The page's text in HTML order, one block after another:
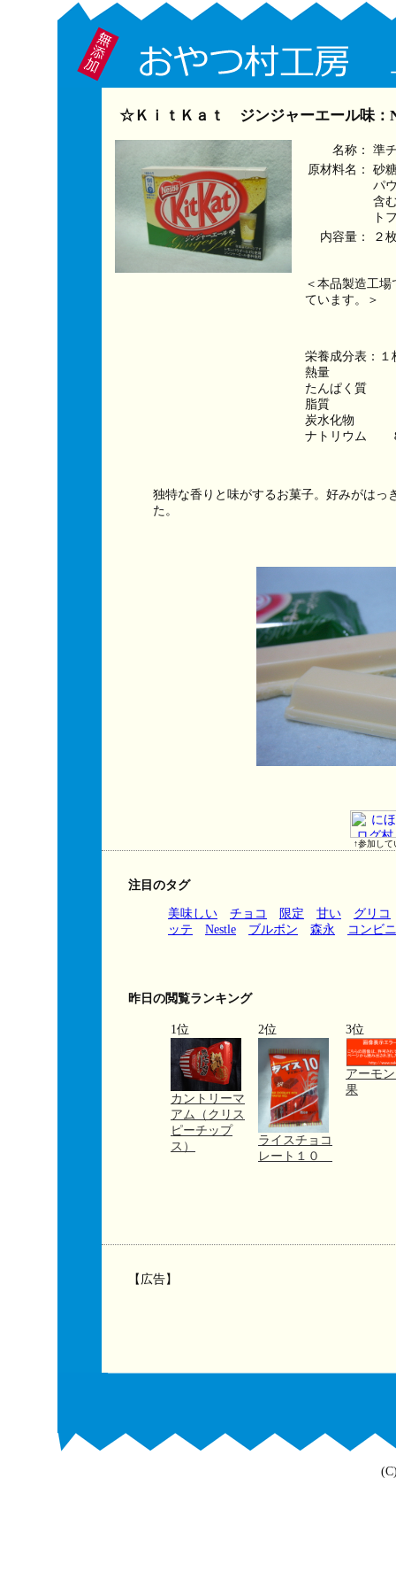
☆ＫｉｔＫａｔ ジンジャーエール味：
名称：
準
原材料名：
砂
パ
含
ト
内容量：
２
＜本品製造工
ています。＞
栄養成分表：１
熱量　　　　
たんぱく質　　
脂質　　　　
炭水化物　　　
ナトリウム　　
独特な香りと味がするお菓子。好みがはっ
た。
↑参加して
注目のタグ
美味しい チョコ 限定 甘い
グリコ
ッテ
Nestle ブルボン 森永 コンビニ
昨日の閲覧ランキング
1位
カントリーマ
アム（クリス
ピーチップ
ス）
2位
ライスチョコ
レート１０
3位
アーモ
果
【広告】